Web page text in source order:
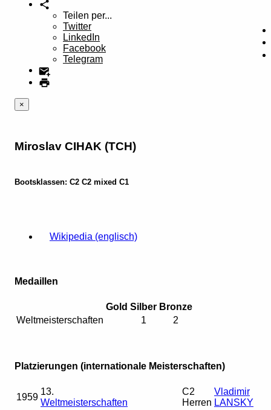
Teilen per...
Twitter
LinkedIn
Facebook
Telegram
×
Miroslav CIHAK (TCH)
Bootsklassen: C2 C2 mixed C1
Wikipedia (englisch)
Medaillen
Gold Silber Bronze
Weltmeisterschaften
1 2
Platzierungen (internationale Meisterschaften)
1959
13.
Weltmeisterschaften
C2
Herren
Vladimir
LANSKY